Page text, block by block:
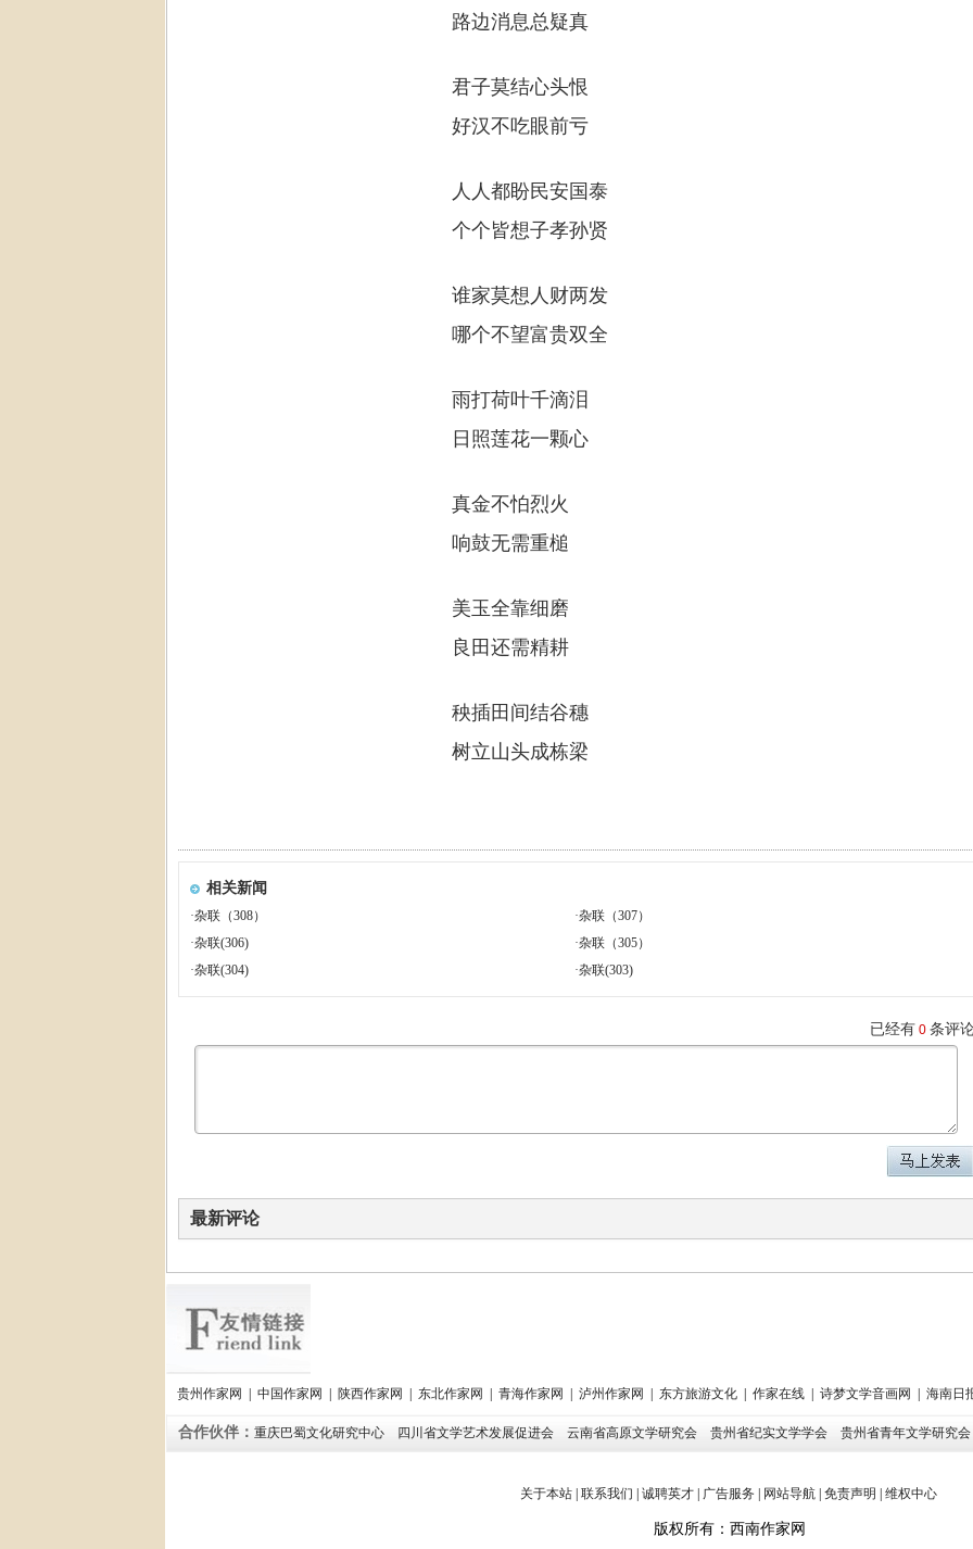
路边消息总疑真
君子莫结心头恨
好汉不吃眼前亏
人人都盼民安国泰
个个皆想子孝孙贤
谁家莫想人财两发
哪个不望富贵双全
雨打荷叶千滴泪
日照莲花一颗心
真金不怕烈火
响鼓无需重槌
美玉全靠细磨
良田还需精耕
秧插田间结谷穗
树立山头成栋梁
相关新闻
·杂联（308） ·杂联（307）
·杂联(306) ·杂联（305）
·杂联(304) ·杂联(303)
已经有 0 条评
最新评论
贵州作家网 | 中国作家网 | 陕西作家网 | 东北作家网 | 青海作家网 | 泸州作家网 | 东方旅游文化 | 作家在线 | 诗梦文学音画网 | 海南日
合作伙伴： 重庆巴蜀文化研究中心 四川省文学艺术发展促进会 云南省高原文学研究会 贵州省纪实文学学会 贵州省青年文学研究会
关于本站| 联系我们 | 诚聘英才| 广告服务 | 网站导航| 免责声明 | 维权中心
版权所有：西南作家网